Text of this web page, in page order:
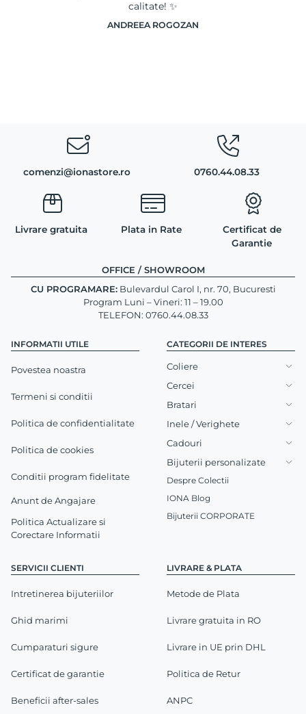
calitate! ✨
ANDREEA ROGOZAN
comenzi@ionastore.ro 0760.44.08.33
Livrare gratuita Plata in Rate
Certificat de
Garantie
INFORMATII UTILE
Povestea noastra
Termeni si conditii
Politica de confidentialitate
Politica de cookies
Conditii program fidelitate
Anunt de Angajare
Politica Actualizare si
Corectare Informatii
SERVICII CLIENTI
Intretinerea bijuteriilor
Ghid marimi
Cumparaturi sigure
Certificat de garantie
Beneficii after-sales
LIVRARE & PLATA
Metode de Plata
Livrare gratuita in RO
Livrare in UE prin DHL
Politica de Retur
ANPC
OFFICE / SHOWROOM
CU PROGRAMARE:Bulevardul Carol I, nr. 70, Bucuresti
Program Luni – Vineri: 11 – 19.00
TELEFON: 0760.44.08.33
CATEGORII DE INTERES
Coliere
Cercei
Bratari
Inele / Verighete
Cadouri
Bijuterii personalizate
Despre Colectii
IONA Blog
Bijuterii CORPORATE